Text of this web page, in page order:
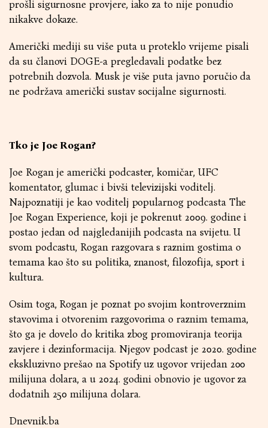
prošli sigurnosne provjere, iako za to nije ponudio
nikakve dokaze.
Američki mediji su više puta u proteklo vrijeme pisali
da su članovi DOGE-a pregledavali podatke bez
potrebnih dozvola. Musk je više puta javno poručio da
ne podržava američki sustav socijalne sigurnosti.
Tko je Joe Rogan?
Joe Rogan je američki podcaster, komičar, UFC
komentator, glumac i bivši televizijski voditelj.
Najpoznatiji je kao voditelj popularnog podcasta The
Joe Rogan Experience, koji je pokrenut 2009. godine i
postao jedan od najgledanijih podcasta na svijetu. U
svom podcastu, Rogan razgovara s raznim gostima o
temama kao što su politika, znanost, filozofija, sport i
kultura.
Osim toga, Rogan je poznat po svojim kontroverznim
stavovima i otvorenim razgovorima o raznim temama,
što ga je dovelo do kritika zbog promoviranja teorija
zavjere i dezinformacija. Njegov podcast je 2020. godine
ekskluzivno prešao na Spotify uz ugovor vrijedan 200
milijuna dolara, a u 2024. godini obnovio je ugovor za
dodatnih 250 milijuna dolara.
Dnevnik.ba